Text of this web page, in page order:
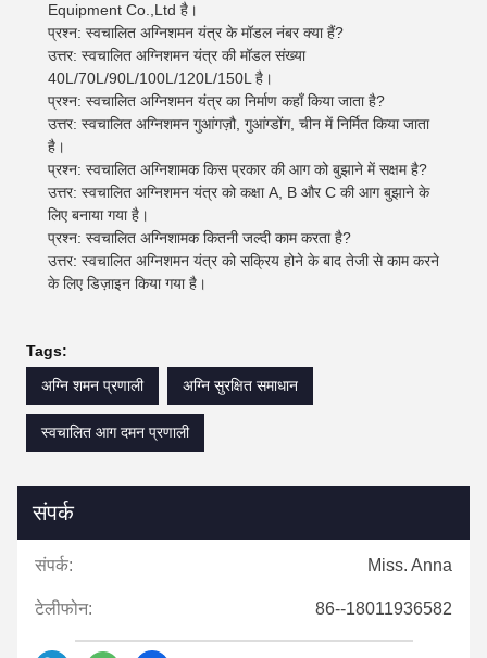
Equipment Co.,Ltd है।
प्रश्न: स्वचालित अग्निशमन यंत्र के मॉडल नंबर क्या हैं?
उत्तर: स्वचालित अग्निशमन यंत्र की मॉडल संख्या
40L/70L/90L/100L/120L/150L है।
प्रश्न: स्वचालित अग्निशमन यंत्र का निर्माण कहाँ किया जाता है?
उत्तर: स्वचालित अग्निशमन गुआंगज़ौ, गुआंग्डोंग, चीन में निर्मित किया जाता
है।
प्रश्न: स्वचालित अग्निशामक किस प्रकार की आग को बुझाने में सक्षम है?
उत्तर: स्वचालित अग्निशमन यंत्र को कक्षा A, B और C की आग बुझाने के
लिए बनाया गया है।
प्रश्न: स्वचालित अग्निशामक कितनी जल्दी काम करता है?
उत्तर: स्वचालित अग्निशमन यंत्र को सक्रिय होने के बाद तेजी से काम करने
के लिए डिज़ाइन किया गया है।
Tags:
अग्नि शमन प्रणाली
अग्नि सुरक्षित समाधान
स्वचालित आग दमन प्रणाली
संपर्क
संपर्क: Miss. Anna
टेलीफोन: 86--18011936582